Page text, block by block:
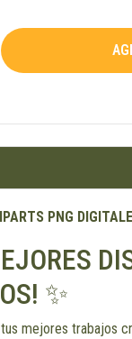
PNG
✨
mejores trabajos